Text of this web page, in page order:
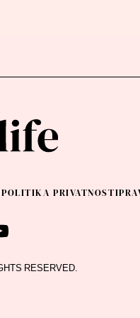
POLITIKA PRIVATNOSTI
RESERVED.